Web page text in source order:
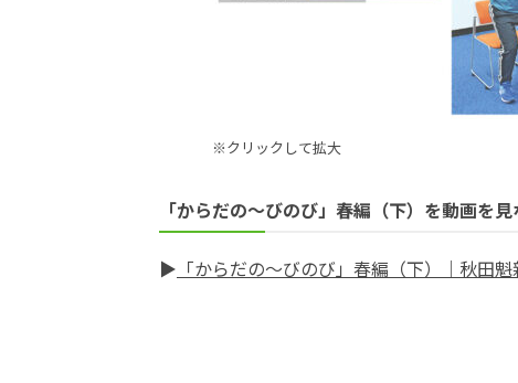
※クリックして拡大
「からだの～びのび」春編（下）を動画を
▶ 「からだの～びのび」春編（下）｜秋田